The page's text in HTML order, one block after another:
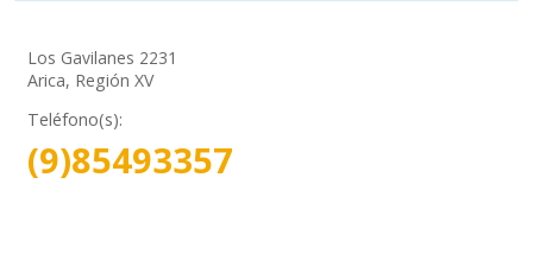
Los Gavilanes 2231
Arica, Región XV
Teléfono(s):
(9)85493357